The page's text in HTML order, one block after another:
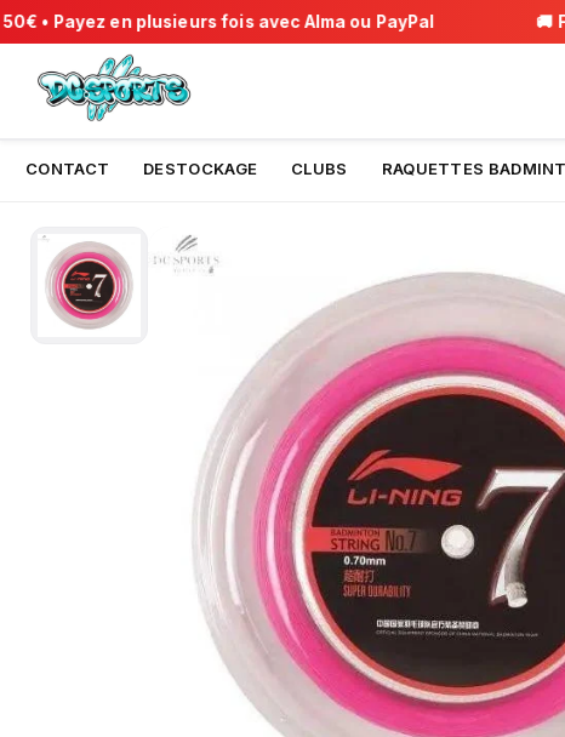
CONTACT DESTOCKAGE CLUBS RAQUETTES
Payez en plusieurs fois avec Alma ou PayPal 🚚